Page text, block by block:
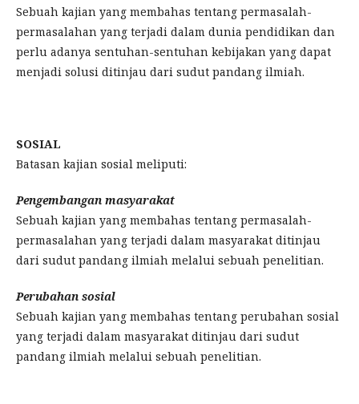
Sebuah kajian yang membahas tentang permasalah-
permasalahan yang terjadi dalam dunia pendidikan dan
perlu adanya sentuhan-sentuhan kebijakan yang dapat
menjadi solusi ditinjau dari sudut pandang ilmiah.
SOSIAL
Batasan kajian sosial meliputi:
Pengembangan masyarakat
Sebuah kajian yang membahas tentang permasalah-
permasalahan yang terjadi dalam masyarakat ditinjau
dari sudut pandang ilmiah melalui sebuah penelitian.
Perubahan sosial
Sebuah kajian yang membahas tentang perubahan sosial
yang terjadi dalam masyarakat ditinjau dari sudut
pandang ilmiah melalui sebuah penelitian.